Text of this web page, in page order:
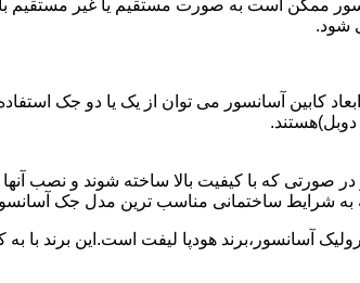
ممکن است به صورت مستقیم یا غیر
شود.
کابین آسانسور می توان از یک یا دو جک
صورتی که با کیفیت بالا ساخته شوند و نصب
شرایط ساختمانی مناسب ترین مدل جک
آسانسور،برند هودپا لیفت است.این برند